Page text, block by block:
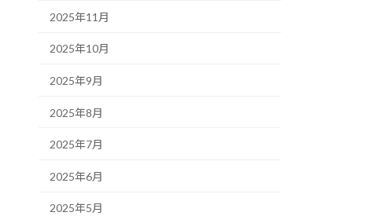
2025年11月
2025年10月
2025年9月
2025年8月
2025年7月
2025年6月
2025年5月